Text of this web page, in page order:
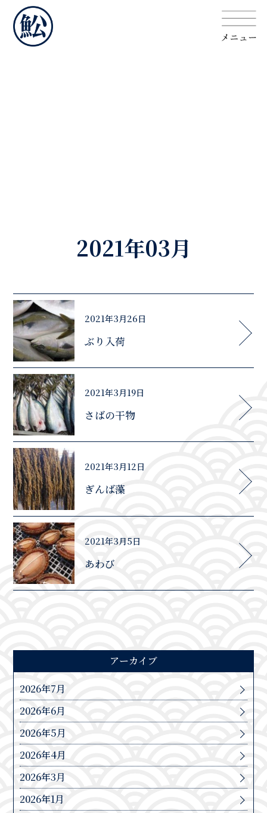
2021年03月
2021年3月26日
ぶり入荷
2021年3月19日
さばの干物
2021年3月12日
ぎんば藻
2021年3月5日
あわび
アーカイブ
2026年7月
2026年6月
2026年5月
2026年4月
2026年3月
2026年1月